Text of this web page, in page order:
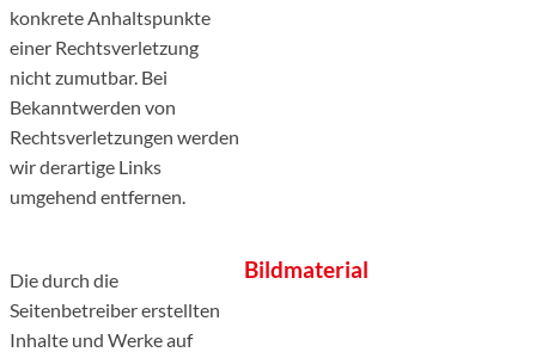
konkrete Anhaltspunkte
einer Rechtsverletzung
nicht zumutbar. Bei
Bekanntwerden von
Rechtsverletzungen werden
wir derartige Links
umgehend entfernen.
Die durch die
Seitenbetreiber erstellten
Inhalte und Werke auf
Bildmaterial